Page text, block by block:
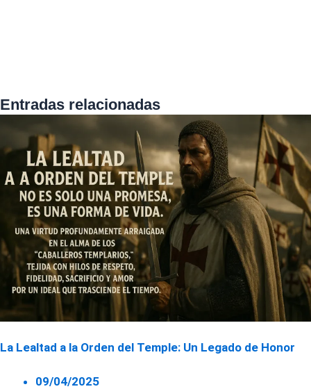
Entradas relacionadas
La Lealtad a la Orden del Temple: Un Legado de Honor
09/04/2025